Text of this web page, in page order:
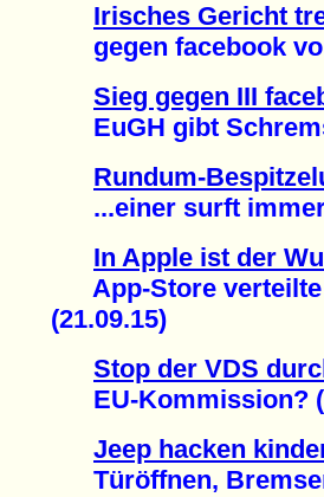
Irisches Gericht
gegen facebook
Sieg gegen III
EuGH gibt
Rundum-
...einer surft immer
In Apple ist der
App-Store verteilte
(21.09.15)
Stop der VDS
EU-Kommission?
Jeep hacken
Türöffnen,